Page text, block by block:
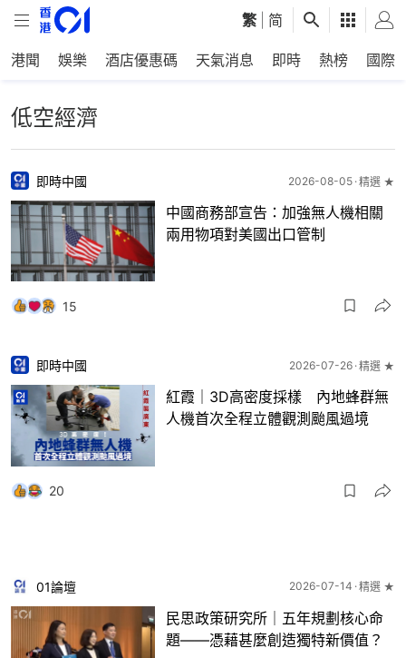
繁 简
港聞 娛樂 酒店優惠碼 天氣消息 即時 熱榜 國際
低空經濟
即時中國 2026-08-05 精選 ★
中國商務部宣告：加強無人機相關
兩用物項對美國出口管制
15
即時中國 2026-07-26 精選 ★
紅霞｜3D高密度採樣 內地蜂群無
人機首次全程立體觀測颱風過境
20
01論壇 2026-07-14 精選 ★
民思政策研究所｜五年規劃核心命
題——憑藉甚麼創造獨特新價值？